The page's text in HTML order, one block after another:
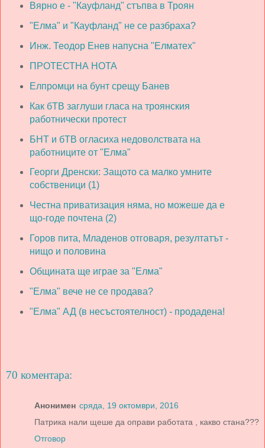
Вярно е - "Кауфланд" стъпва в Троян
"Елма" и "Кауфланд" не се разбраха?
Инж. Теодор Енев напусна "Елматех"
ПРОТЕСТНА НОТА
Елпромци на бунт срещу Банев
Как бТВ заглуши гласа на троянския
работнически протест
БНТ и бТВ огласиха недоволствата на
работниците от "Елма"
Георги Дренски: Защото са малко умните
собственици (1)
Честна приватизация няма, но можеше да е
що-годе почтена (2)
Горов пита, Младенов отговаря, резултатът -
нищо и половина
Общината ще играе за "Елма"
"Елма" вече не се продава?
"Елма" АД (в несъстоятелност) - продадена!
70 коментара:
Анонимен сряда, 19 октомври, 2016
Патрика нали щеше да оправи работата , какво стана???
Отговор